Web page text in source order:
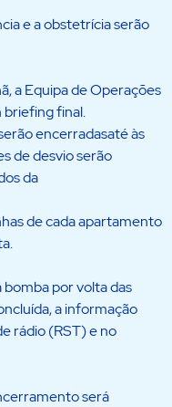
e a obstetrícia serão
a Equipa de Operações
briefing final.
encerradasaté às
de desvio serão
da
de cada apartamento
por volta das
a informação
rádio (RST) e no
será